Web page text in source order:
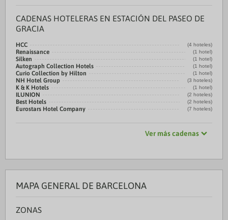
CADENAS HOTELERAS EN ESTACIÓN DEL PASEO DE
GRACIA
HCC (4 hoteles)
Renaissance (1 hotel)
Silken (1 hotel)
Autograph Collection Hotels (1 hotel)
Curio Collection by Hilton (1 hotel)
NH Hotel Group (3 hoteles)
K & K Hotels (1 hotel)
ILUNION (2 hoteles)
Best Hotels (2 hoteles)
Eurostars Hotel Company (7 hoteles)
Ver más cadenas
MAPA GENERAL DE BARCELONA
ZONAS